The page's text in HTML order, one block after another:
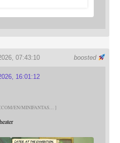
boosted
07:43:10
16:01:12
EN/MINIFANTAS